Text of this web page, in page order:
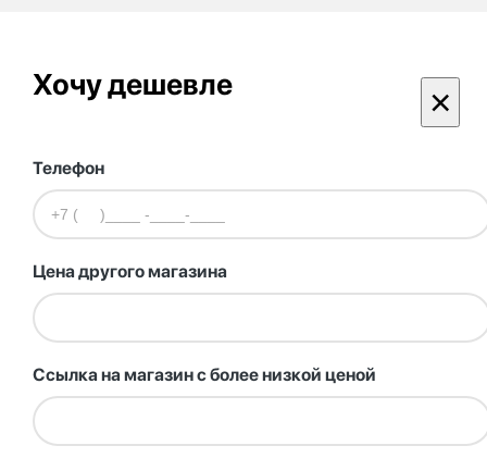
Хочу дешевле ×
Телефон
Цена другого магазина
Ссылка на магазин с более низкой ценой